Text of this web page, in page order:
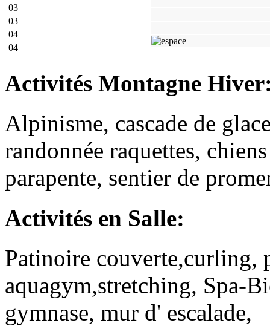
03
03
04
04
Activités Montagne
Alpinisme, cascade de
randonnée raquettes,
parapente, sentier de
Activités en Salle:
Patinoire couverte,curling,
aquagym,stretching, Spa-
gymnase, mur d' escalade,